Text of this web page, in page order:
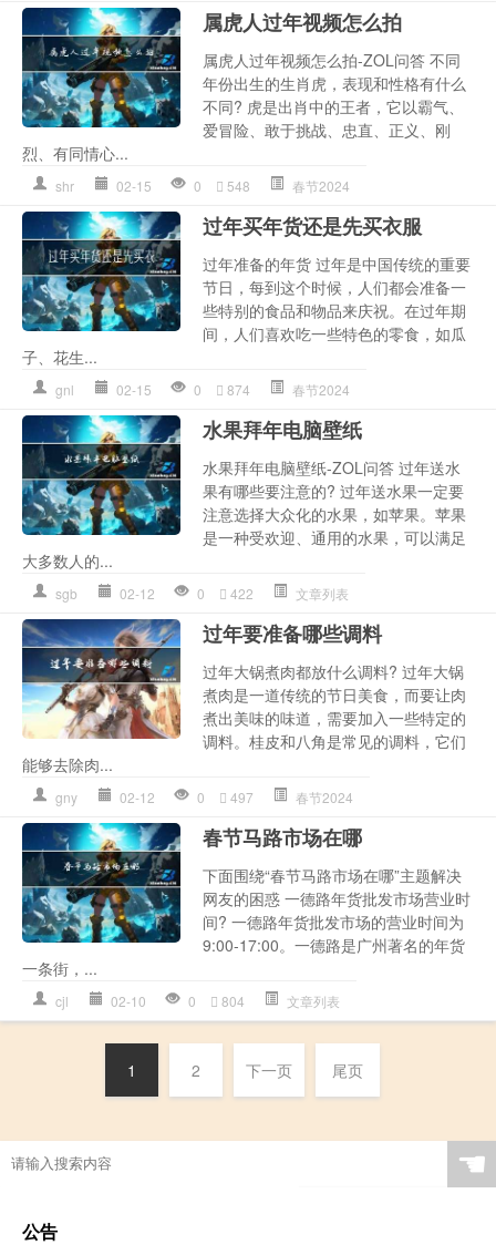
属虎人过年视频怎么拍
属虎人过年视频怎么拍-ZOL问答 不同
年份出生的生肖虎，表现和性格有什么
不同? 虎是出肖中的王者，它以霸气、
爱冒险、敢于挑战、忠直、正义、刚
烈、有同情心...
shr 02-15 0 548 春节2024
过年买年货还是先买衣服
过年准备的年货 过年是中国传统的重要
节日，每到这个时候，人们都会准备一
些特别的食品和物品来庆祝。在过年期
间，人们喜欢吃一些特色的零食，如瓜
子、花生...
gnl 02-15 0 874 春节2024
水果拜年电脑壁纸
水果拜年电脑壁纸-ZOL问答 过年送水
果有哪些要注意的? 过年送水果一定要
注意选择大众化的水果，如苹果。苹果
是一种受欢迎、通用的水果，可以满足
大多数人的...
sgb 02-12 0 422 文章列表
过年要准备哪些调料
过年大锅煮肉都放什么调料? 过年大锅
煮肉是一道传统的节日美食，而要让肉
煮出美味的味道，需要加入一些特定的
调料。桂皮和八角是常见的调料，它们
能够去除肉...
gny 02-12 0 497 春节2024
春节马路市场在哪
下面围绕“春节马路市场在哪”主题解决
网友的困惑 一德路年货批发市场营业时
间? 一德路年货批发市场的营业时间为
9:00-17:00。一德路是广州著名的年货
一条街，...
cjl 02-10 0 804 文章列表
1 2 下一页 尾页
☚
公告